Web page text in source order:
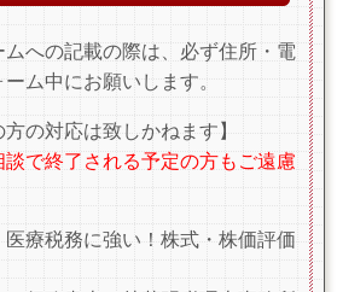
への記載の際は、必ず住所・電
ム中にお願いします。
方の対応は致しかねます】
談で終了される予定の方もご遠慮
療税務に強い！株式・株価評価